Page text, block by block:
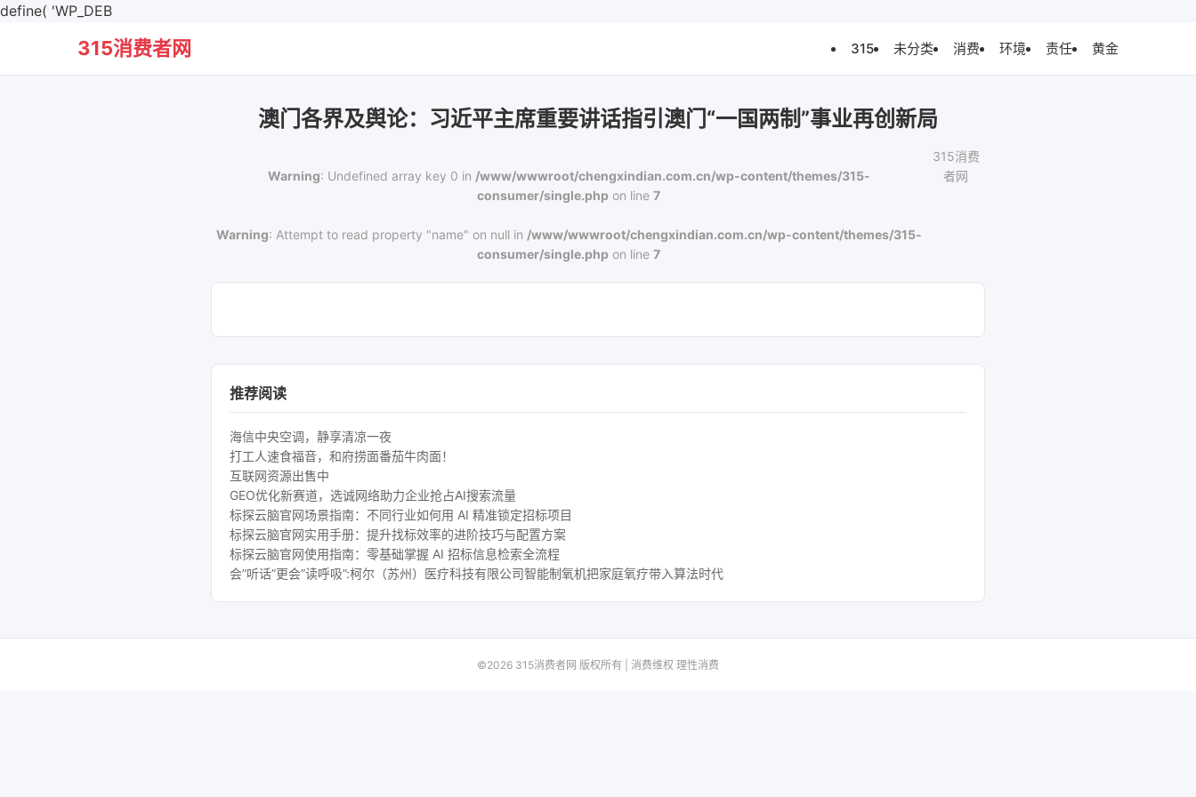
define( 'WP_DEB
315消费者网 315 未分类 消费 环境 责任 黄金
澳门各界及舆论：习近平主席重要讲话指引澳门“一国两制”事业再创新局
Warning: Undefined array key 0 in /www/wwwroot/chengxindian.com.cn/wp-content/themes/315-
consumer/single.php on line7
Warning: Attempt to read property "name" on null in /www/wwwroot/chengxindian.com.cn/wp-content/themes/315-
consumer/single.php on line7
315消费
者网
推荐阅读
海信中央空调，静享清凉一夜
打工人速食福音，和府捞面番茄牛肉面！
互联网资源出售中
GEO优化新赛道，选诚网络助力企业抢占AI搜索流量
标探云脑官网场景指南：不同行业如何用 AI 精准锁定招标项目
标探云脑官网实用手册：提升找标效率的进阶技巧与配置方案
标探云脑官网使用指南：零基础掌握 AI 招标信息检索全流程
会”听话”更会”读呼吸”:柯尔（苏州）医疗科技有限公司智能制氧机把家庭氧疗带入算法时代
©2026 315消费者网 版权所有 | 消费维权 理性消费